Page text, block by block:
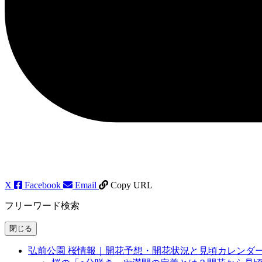
X Facebook Email Copy URL
フリーワード検索
閉じる
弘前公園 桜情報｜開花予想・開花状況と見頃カレンダ